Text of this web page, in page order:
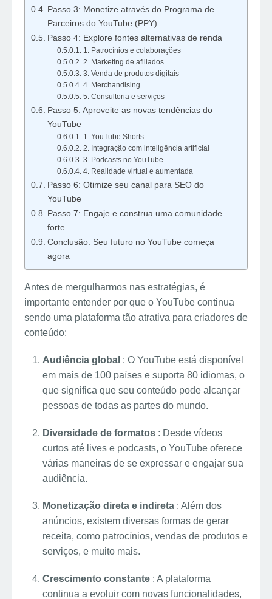
Passo 3: Monetize através do Programa de
Parceiros do YouTube (PPY)
Passo 4: Explore fontes alternativas de renda
1. Patrocínios e colaborações
2. Marketing de afiliados
3. Venda de produtos digitais
4. Merchandising
5. Consultoria e serviços
Passo 5: Aproveite as novas tendências do
YouTube
1. YouTube Shorts
2. Integração com inteligência artificial
3. Podcasts no YouTube
4. Realidade virtual e aumentada
Passo 6: Otimize seu canal para SEO do
YouTube
Passo 7: Engaje e construa uma comunidade
forte
Conclusão: Seu futuro no YouTube começa
agora
Antes de mergulharmos nas estratégias, é
importante entender por que o YouTube continua
sendo uma plataforma tão atrativa para criadores de
conteúdo:
Audiência global : O YouTube está disponível
em mais de 100 países e suporta 80 idiomas, o
que significa que seu conteúdo pode alcançar
pessoas de todas as partes do mundo.
Diversidade de formatos : Desde vídeos
curtos até lives e podcasts, o YouTube oferece
várias maneiras de se expressar e engajar sua
audiência.
Monetização direta e indireta : Além dos
anúncios, existem diversas formas de gerar
receita, como patrocínios, vendas de produtos e
serviços, e muito mais.
Crescimento constante : A plataforma
continua a evoluir com novas funcionalidades,